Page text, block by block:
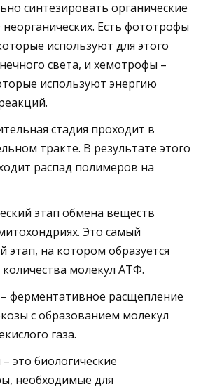
синтезировать органические
Есть фототрофы
используют для этого
света, и хемотрофы –
используют энергию
стадия проходит в
тракте. В результате этого
распад полимеров на
этап обмена веществ
Это самый
этап, на котором образуется
молекул АТФ.
ферментативное расщепление
с образованием молекул
газа.
это биологические
необходимые для